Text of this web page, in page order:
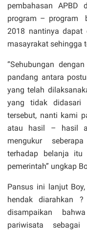
pembahasan APBD
program – program
2018 nantinya dapat
masayrakat sehingga
“Sehubungan
pandang antara
yang telah
yang tidak didasari
tersebut, nanti kami
atau hasil – hasil
mengukur
terhadap belanja itu
pemerintah” ungkap
Pansus ini lanjut
hendak diarahkan
disampaikan
pariwisata